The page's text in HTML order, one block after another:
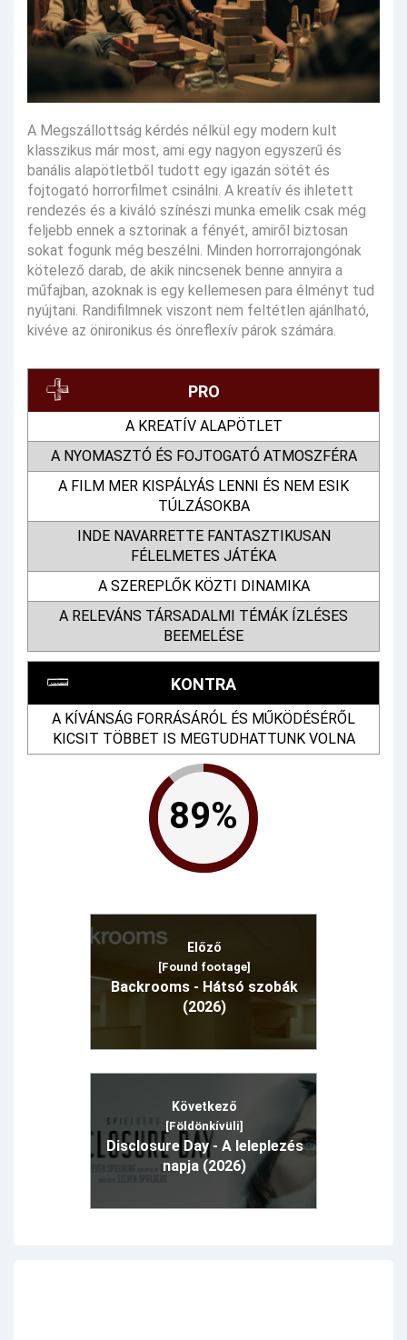
A Megszállottság kérdés nélkül egy modern kult
klasszikus már most, ami egy nagyon egyszerű és
banális alapötletből tudott egy igazán sötét és
fojtogató horrorfilmet csinálni. A kreatív és ihletett
rendezés és a kiváló színészi munka emelik csak még
feljebb ennek a sztorinak a fényét, amiről biztosan
sokat fogunk még beszélni. Minden horrorrajongónak
kötelező darab, de akik nincsenek benne annyira a
műfajban, azoknak is egy kellemesen para élményt tud
nyújtani. Randifilmnek viszont nem feltétlen ajánlható,
kivéve az önironikus és önreflexív párok számára.
PRO
A KREATÍV ALAPÖTLET
A NYOMASZTÓ ÉS FOJTOGATÓ ATMOSZFÉRA
A FILM MER KISPÁLYÁS LENNI ÉS NEM ESIK
TÚLZÁSOKBA
INDE NAVARRETTE FANTASZTIKUSAN
FÉLELMETES JÁTÉKA
A SZEREPLŐK KÖZTI DINAMIKA
A RELEVÁNS TÁRSADALMI TÉMÁK ÍZLÉSES
BEEMELÉSE
KONTRA
A KÍVÁNSÁG FORRÁSÁRÓL ÉS MŰKÖDÉSÉRŐL
KICSIT TÖBBET IS MEGTUDHATTUNK VOLNA
89%
Előző
[Found footage]
Backrooms - Hátsó szobák
(2026)
Következő
[Földönkívüli]
Disclosure Day - A leleplezés
napja (2026)